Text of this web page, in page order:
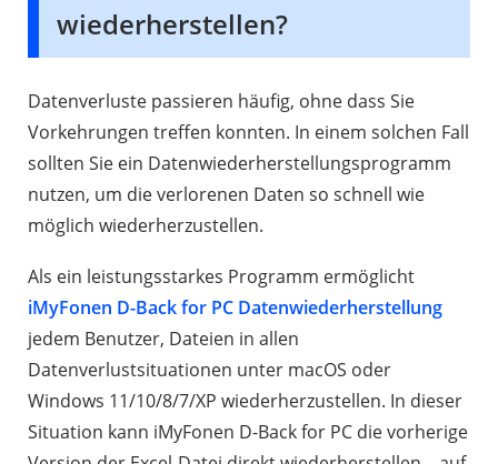
wiederherstellen?
Datenverluste passieren häufig, ohne dass Sie
Vorkehrungen treffen konnten. In einem solchen Fall
sollten Sie ein Datenwiederherstellungsprogramm
nutzen, um die verlorenen Daten so schnell wie
möglich wiederherzustellen.
Als ein leistungsstarkes Programm ermöglicht
iMyFonen D-Back for PC Datenwiederherstellung
jedem Benutzer, Dateien in allen
Datenverlustsituationen unter macOS oder
Windows 11/10/8/7/XP wiederherzustellen. In dieser
Situation kann iMyFonen D-Back for PC die vorherige